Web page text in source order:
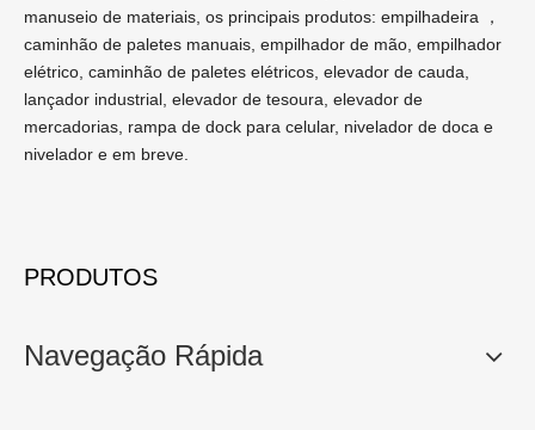
manuseio de materiais, os principais produtos: empilhadeira ，
caminhão de paletes manuais, empilhador de mão, empilhador
elétrico, caminhão de paletes elétricos, elevador de cauda, ​​
lançador industrial, elevador de tesoura, elevador de
mercadorias, rampa de dock para celular, nivelador de doca e
nivelador e em breve.
PRODUTOS
Navegação Rápida